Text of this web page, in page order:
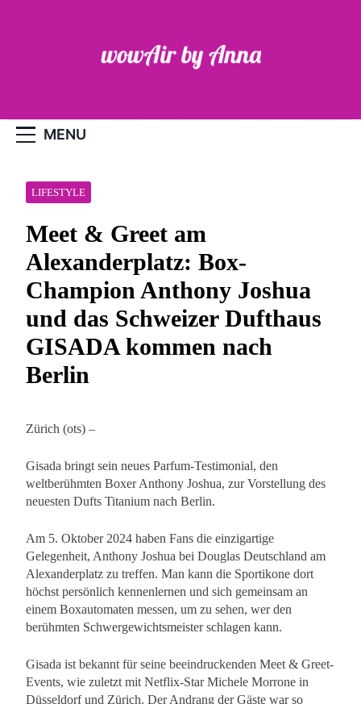
MENU
LIFESTYLE
Meet & Greet am
Alexanderplatz: Box-
Champion Anthony Joshua
und das Schweizer Dufthaus
GISADA kommen nach
Berlin
Zürich (ots) –
Gisada bringt sein neues Parfum-Testimonial, den
weltberühmten Boxer Anthony Joshua, zur Vorstellung des
neuesten Dufts Titanium nach Berlin.
Am 5. Oktober 2024 haben Fans die einzigartige
Gelegenheit, Anthony Joshua bei Douglas Deutschland am
Alexanderplatz zu treffen. Man kann die Sportikone dort
höchst persönlich kennenlernen und sich gemeinsam an
einem Boxautomaten messen, um zu sehen, wer den
berühmten Schwergewichtsmeister schlagen kann.
Gisada ist bekannt für seine beeindruckenden Meet & Greet-
Events, wie zuletzt mit Netflix-Star Michele Morrone in
Düsseldorf und Zürich. Der Andrang der Gäste war so